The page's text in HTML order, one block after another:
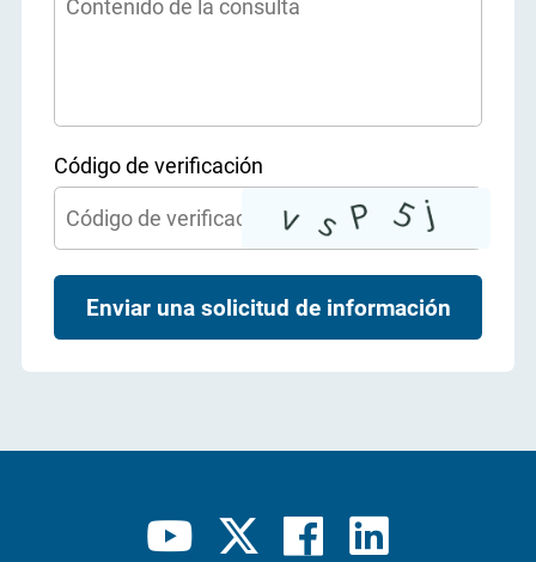
Código de verificación
Enviar una solicitud de información